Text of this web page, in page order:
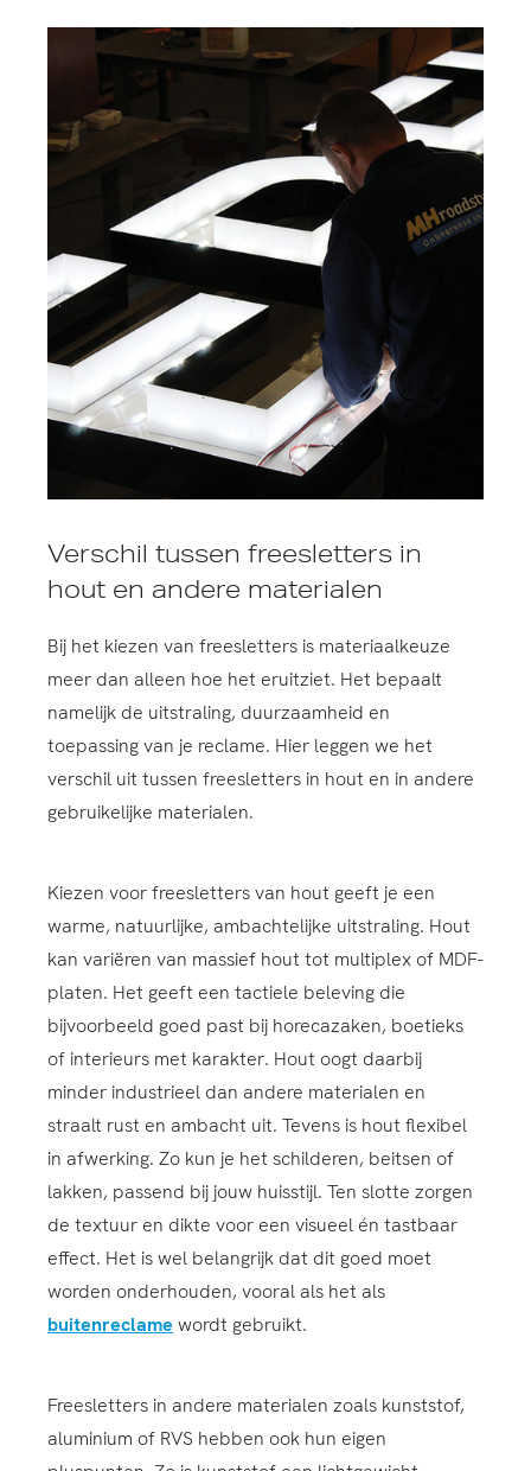
Verschil tussen freesletters in
hout en andere materialen
Bij het kiezen van freesletters is materiaalkeuze
meer dan alleen hoe het eruitziet. Het bepaalt
namelijk de uitstraling, duurzaamheid en
toepassing van je reclame. Hier leggen we het
verschil uit tussen freesletters in hout en in andere
gebruikelijke materialen.
Kiezen voor freesletters van hout geeft je een
warme, natuurlijke, ambachtelijke uitstraling. Hout
kan variëren van massief hout tot multiplex of MDF-
platen. Het geeft een tactiele beleving die
bijvoorbeeld goed past bij horecazaken, boetieks
of interieurs met karakter. Hout oogt daarbij
minder industrieel dan andere materialen en
straalt rust en ambacht uit. Tevens is hout flexibel
in afwerking. Zo kun je het schilderen, beitsen of
lakken, passend bij jouw huisstijl. Ten slotte zorgen
de textuur en dikte voor een visueel én tastbaar
effect. Het is wel belangrijk dat dit goed moet
worden onderhouden, vooral als het als
buitenreclame wordt gebruikt.
Freesletters in andere materialen zoals kunststof,
aluminium of RVS hebben ook hun eigen